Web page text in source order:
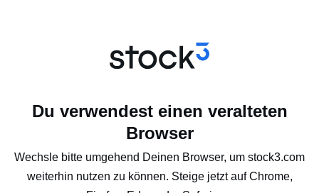
Du verwendest einen veralteten
Browser
Wechsle bitte umgehend Deinen Browser, um stock3.com
weiterhin nutzen zu können. Steige jetzt auf Chrome,